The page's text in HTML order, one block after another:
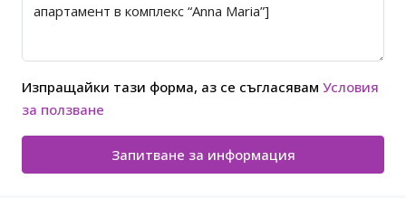
Изпращайки тази форма, аз се съгласявам Условия
за ползване
Запитване за информация